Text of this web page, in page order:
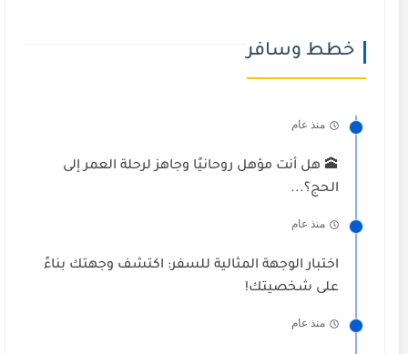
خطط وسافر
منذ عام
🕋 هل أنت مؤهل روحانيًا وجاهز لرحلة العمر إلى
الحج؟...
منذ عام
اختبار الوجهة المثالية للسفر: اكتشف وجهتك بناءً
على شخصيتك!
منذ عام